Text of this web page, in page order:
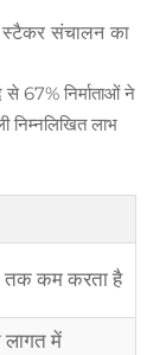
संचालन का
67% निर्माताओं ने
लाभ
तक कम करता है
लागत में